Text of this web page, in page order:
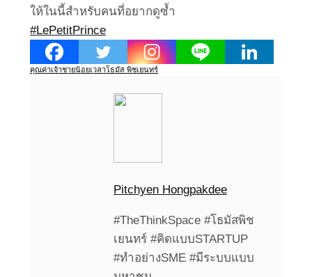
ให้ในนี้สำหรับคนที่อยากดูซ้ำ
#LePetitPrince
คุณค่าเจ้าชายน้อยเวลาโธมัส พิชเยนทร์
Pitchyen Hongpakdee
#TheThinkSpace #โธมัสพิช
เยนทร์ #คิดแบบSTARTUP
#ทำอย่างSME #มีระบบแบบ